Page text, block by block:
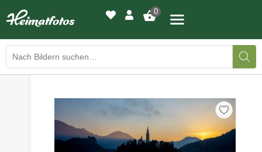
0
BILDERGALERIE
DRUCKQUALITÄTEN
LED-LEUCHTBILDER